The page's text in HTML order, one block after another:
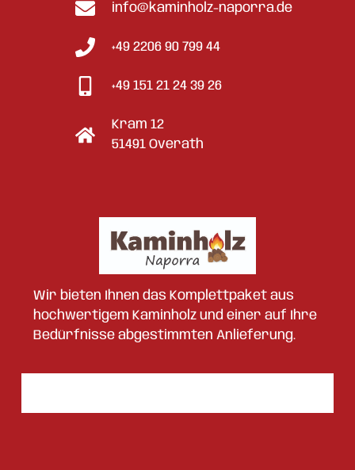
Wir bieten Ihnen das Komplettpaket aus
hochwertigem Kaminholz und einer auf Ihre
Bedürfnisse abgestimmten Anlieferung.
info@kaminholz-naporra.de
+49 2206 90 799 44
+49 151 21 24 39 26
Kram 12
51491 Overath